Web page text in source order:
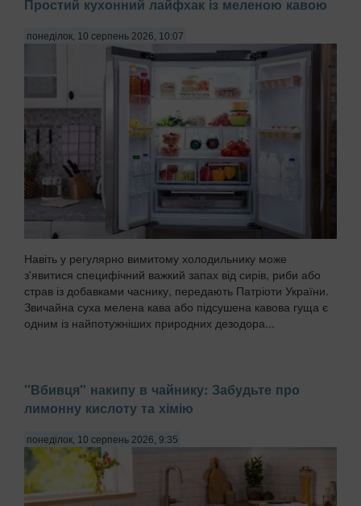
Простий кухонний лайфхак із меленою кавою
понеділок, 10 серпень 2026, 10:07
Навіть у регулярно вимитому холодильнику може
з'явитися специфічний важкий запах від сирів, риби або
страв із добавками часнику, передають Патріоти України.
Звичайна суха мелена кава або підсушена кавова гуща є
одним із найпотужніших природних дезодора...
"Вбивця" накипу в чайнику: Забудьте про
лимонну кислоту та хімію
понеділок, 10 серпень 2026, 9:35